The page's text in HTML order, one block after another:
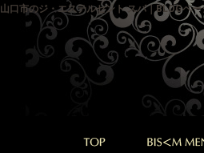
山口市のジ・エステルセント スパ｜BLOGペー